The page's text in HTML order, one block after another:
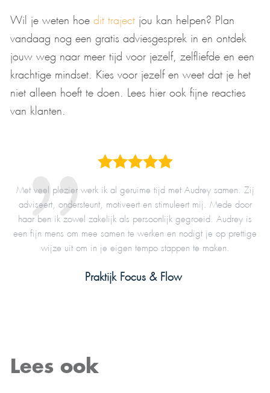
Wil je weten hoe dit traject jou kan helpen? Plan
vandaag nog een gratis adviesgesprek in en ontdek
jouw weg naar meer tijd voor jezelf, zelfliefde en een
krachtige mindset. Kies voor jezelf en weet dat je het
niet alleen hoeft te doen. Lees hier ook fijne reacties
van klanten.
Met veel plezier werk ik al geruime tijd met Audrey samen. Zij
adviseert, ondersteunt, motiveert en stimuleert mij. Mede door
haar ben ik zowel zakelijk als persoonlijk gegroeid. Audrey is
een fijn mens om mee samen te werken en nodigt je op prettige
wijze uit om in je eigen tempo stappen te maken.
Praktijk Focus & Flow
Lees ook